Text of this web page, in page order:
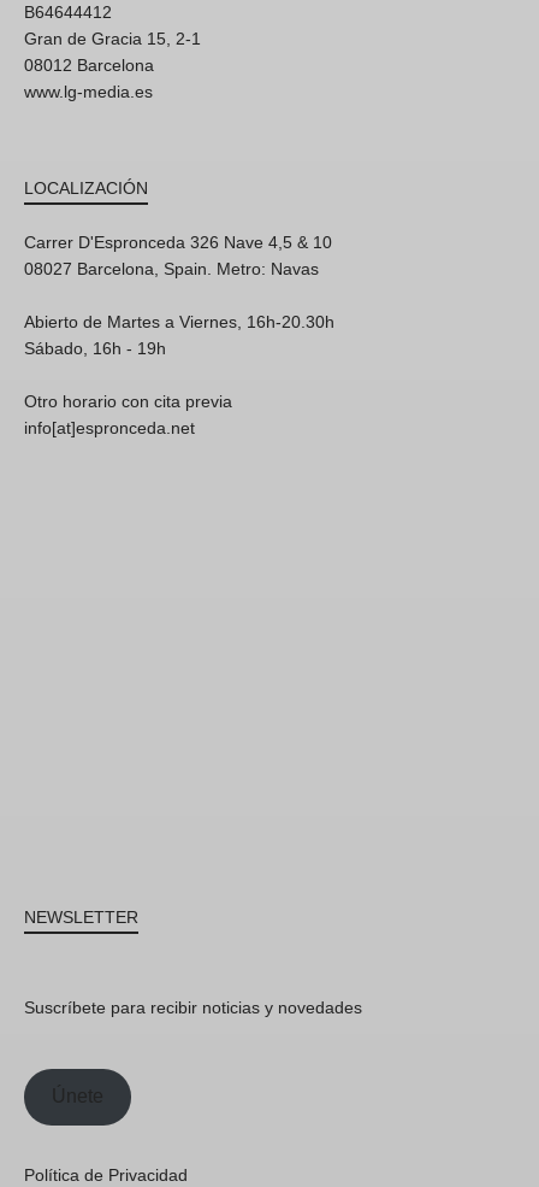
B64644412
Gran de Gracia 15, 2-1
08012 Barcelona
www.lg-media.es
LOCALIZACIÓN
Carrer D'Espronceda 326 Nave 4,5 & 10
08027 Barcelona, Spain. Metro: Navas
Abierto de Martes a Viernes, 16h-20.30h
Sábado, 16h - 19h
Otro horario con cita previa
info[at]espronceda.net
NEWSLETTER
Suscríbete para recibir noticias y novedades
Únete
Política de Privacidad